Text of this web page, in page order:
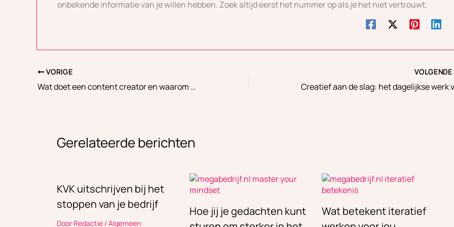
onbekende informatie van je willen hebben. Zoek altijd eerst het nummer op als je het niet vertrouwt.
VORIGE
Wat doet een content creator en waarom zijn ze zo populair?
VOLGENDE
Gerelateerde berichten
KVK uitschrijven bij het
stoppen van je bedrijf
Door Redactie /Algemeen
Hoe jij je gedachten kunt
Wat betekent iteratief